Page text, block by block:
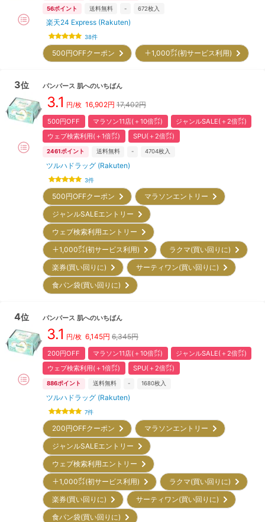
56ポイント 送料無料 - 672枚入
楽天24 Express (Rakuten)
38件
500円OFFクーポン ＋1,000㌽(初サービス利用)
3位 パンパース 肌へのいちばん
3.1 円/枚 16,902円 17,402円
500円OFF マラソン11店(＋10倍㌽)
ジャンルSALE(＋2倍㌽)
ウェブ検索利用(＋1倍㌽)
SPU(＋2倍㌽)
2461ポイント 送料無料 - 4704枚入
ツルハドラッグ (Rakuten)
3件
500円OFFクーポン
マラソンエントリー
ジャンルSALEエントリー
ウェブ検索利用エントリー
＋1,000㌽(初サービス利用)
ラクマ(買い回りに)
楽券(買い回りに)
サーティワン(買い回りに)
食パン袋(買い回りに)
4位 パンパース 肌へのいちばん
3.1 円/枚 6,145円 6,345円
200円OFF マラソン11店(＋10倍㌽)
ジャンルSALE(＋2倍㌽)
ウェブ検索利用(＋1倍㌽)
SPU(＋2倍㌽)
886ポイント 送料無料 - 1680枚入
ツルハドラッグ (Rakuten)
7件
200円OFFクーポン
マラソンエントリー
ジャンルSALEエントリー
ウェブ検索利用エントリー
＋1,000㌽(初サービス利用)
ラクマ(買い回りに)
楽券(買い回りに)
サーティワン(買い回りに)
食パン袋(買い回りに)